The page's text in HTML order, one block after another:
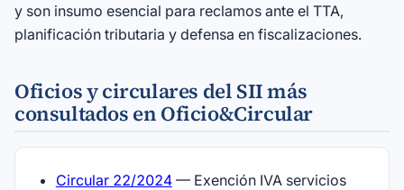
y son insumo esencial para reclamos ante el TTA,
planificación tributaria y defensa en fiscalizaciones.
Oficios y circulares del SII más
consultados en Oficio&Circular
Circular 22/2024— Exención IVA servicios